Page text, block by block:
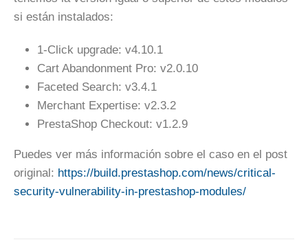
si están instalados:
1-Click upgrade: v4.10.1
Cart Abandonment Pro: v2.0.10
Faceted Search: v3.4.1
Merchant Expertise: v2.3.2
PrestaShop Checkout: v1.2.9
Puedes ver más información sobre el caso en el post
original: https://build.prestashop.com/news/critical-
security-vulnerability-in-prestashop-modules/